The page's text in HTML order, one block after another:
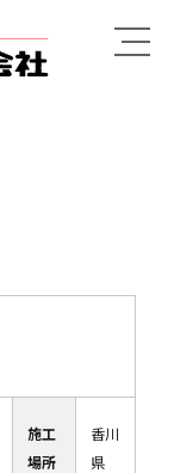
施工
場所
香川
県